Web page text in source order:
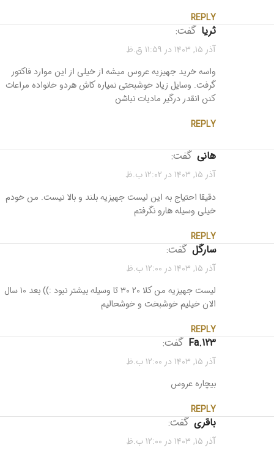
REPLY
ثریا گفت:
آذر ۱۵, ۱۴۰۳ در ۱۱:۵۹ ق.ظ
واسه خرید جهیزیه عروس میشه از خیلی از این موارد فاکتور
گرفت. وسایل زیاد خوشبختی نمیاره کاش هردو خانواده مراعات
کنن انقدر درگیر مادیات نباشن
REPLY
هانی گفت:
آذر ۱۵, ۱۴۰۳ در ۱۲:۰۲ ب.ظ
دقیقا احتیاج به این لیست جهیزیه بلند و بالا نیست. من خودم
خیلی وسیله هارو نگرفتم
REPLY
سارگل گفت:
آذر ۱۵, ۱۴۰۳ در ۱۲:۰۰ ب.ظ
لیست جهیزیه من کلا ۲۰ ۳۰ تا وسیله بیشتر نبود :)) بعد ۱۰ سال
الان خیلیم خوشبخت و خوشحالیم
REPLY
Fa.123 گفت:
آذر ۱۵, ۱۴۰۳ در ۱۲:۰۰ ب.ظ
بیچاره عروس
REPLY
باقری گفت:
آذر ۱۵, ۱۴۰۳ در ۱۲:۰۰ ب.ظ